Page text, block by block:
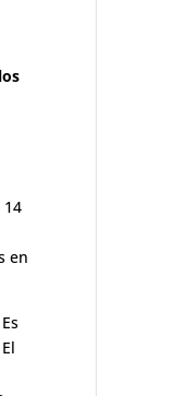
14
en